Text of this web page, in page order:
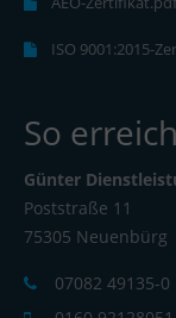
ISO 9001:2015-
So
Günter
Poststraße 11
75305 Neuenbürg
07082 49135-0